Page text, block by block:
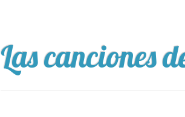
Las canciones